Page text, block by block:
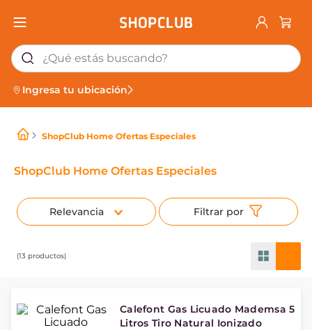
¿Qué estás buscando?
Ingresa tu ubicación
ShopClub Home Ofertas Especiales
ShopClub Home Ofertas Especiales
Relevancia
13 productos
Calefont Gas Licuado Mademsa 5
Litros Tiro Natural Ionizado